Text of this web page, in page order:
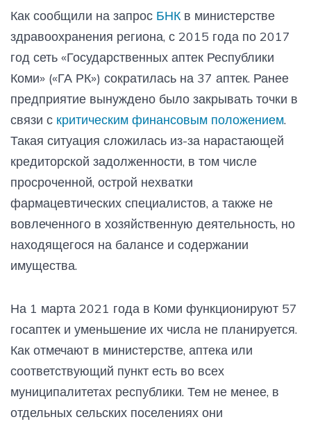
Как сообщили на запрос БНК в министерстве
здравоохранения региона, с 2015 года по 2017
год сеть «Государственных аптек Республики
Коми» («ГА РК») сократилась на 37 аптек. Ранее
предприятие вынуждено было закрывать точки в
связи с критическим финансовым положением.
Такая ситуация сложилась из-за нарастающей
кредиторской задолженности, в том числе
просроченной, острой нехватки
фармацевтических специалистов, а также не
вовлеченного в хозяйственную деятельность, но
находящегося на балансе и содержании
имущества.
На 1 марта 2021 года в Коми функционируют 57
госаптек и уменьшение их числа не планируется.
Как отмечают в министерстве, аптека или
соответствующий пункт есть во всех
муниципалитетах республики. Тем не менее, в
отдельных сельских поселениях они